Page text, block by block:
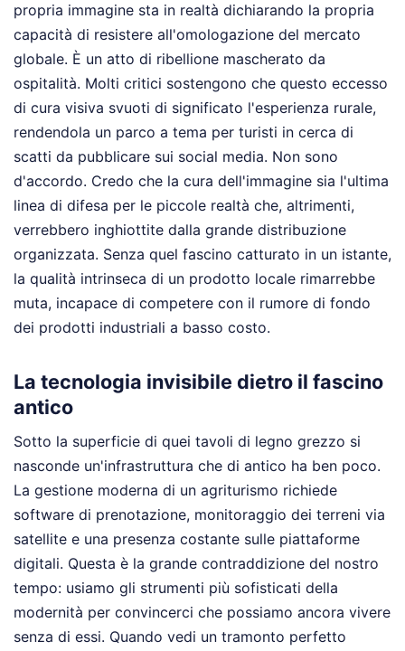
propria immagine sta in realtà dichiarando la propria
capacità di resistere all'omologazione del mercato
globale. È un atto di ribellione mascherato da
ospitalità. Molti critici sostengono che questo eccesso
di cura visiva svuoti di significato l'esperienza rurale,
rendendola un parco a tema per turisti in cerca di
scatti da pubblicare sui social media. Non sono
d'accordo. Credo che la cura dell'immagine sia l'ultima
linea di difesa per le piccole realtà che, altrimenti,
verrebbero inghiottite dalla grande distribuzione
organizzata. Senza quel fascino catturato in un istante,
la qualità intrinseca di un prodotto locale rimarrebbe
muta, incapace di competere con il rumore di fondo
dei prodotti industriali a basso costo.
La tecnologia invisibile dietro il fascino
antico
Sotto la superficie di quei tavoli di legno grezzo si
nasconde un'infrastruttura che di antico ha ben poco.
La gestione moderna di un agriturismo richiede
software di prenotazione, monitoraggio dei terreni via
satellite e una presenza costante sulle piattaforme
digitali. Questa è la grande contraddizione del nostro
tempo: usiamo gli strumenti più sofisticati della
modernità per convincerci che possiamo ancora vivere
senza di essi. Quando vedi un tramonto perfetto